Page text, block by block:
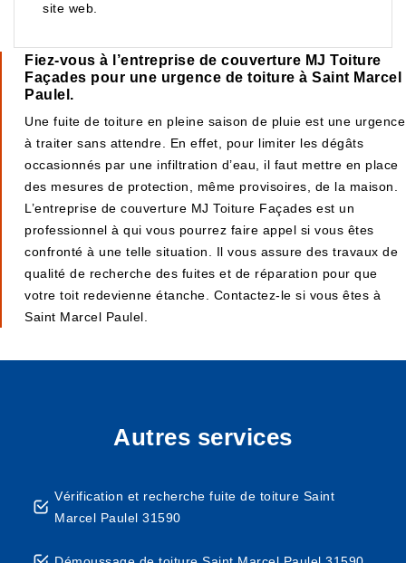
site web.
Fiez-vous à l’entreprise de couverture MJ Toiture
Façades pour une urgence de toiture à Saint Marcel
Paulel.
Une fuite de toiture en pleine saison de pluie est une urgence
à traiter sans attendre. En effet, pour limiter les dégâts
occasionnés par une infiltration d’eau, il faut mettre en place
des mesures de protection, même provisoires, de la maison.
L’entreprise de couverture MJ Toiture Façades est un
professionnel à qui vous pourrez faire appel si vous êtes
confronté à une telle situation. Il vous assure des travaux de
qualité de recherche des fuites et de réparation pour que
votre toit redevienne étanche. Contactez-le si vous êtes à
Saint Marcel Paulel.
Autres services
Vérification et recherche fuite de toiture Saint
Marcel Paulel 31590